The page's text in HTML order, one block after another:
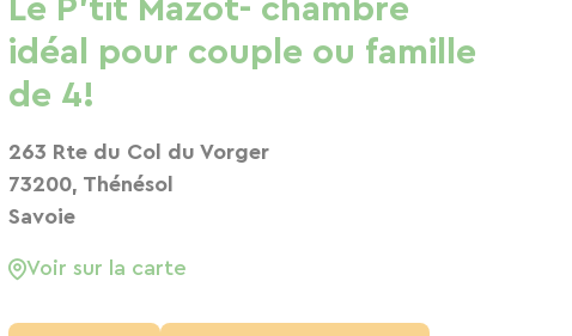
Le P’tit Mazot- chambre
idéal pour couple ou famille
de 4!
263 Rte du Col du Vorger
73200, Thénésol
Savoie
Voir sur la carte